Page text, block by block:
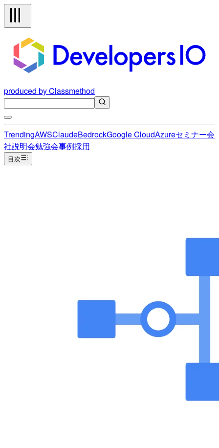
produced by Classmethod
TrendingAWSClaudeBedrockGoogle CloudAzureセミナー会
社説明会勉強会事例採用
目次